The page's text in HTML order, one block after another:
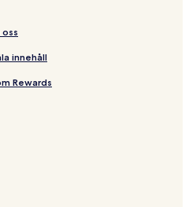
innehåll
Rewards